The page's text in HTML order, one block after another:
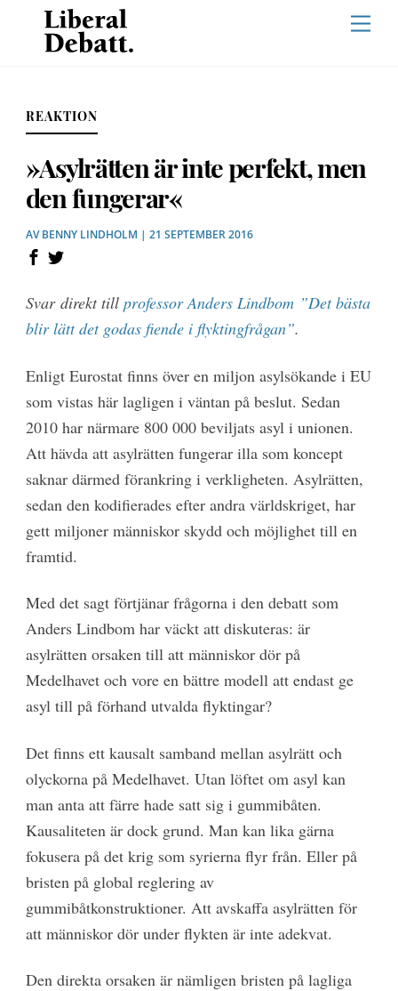
content
REAKTION
»Asylrätten är inte perfekt, men
den fungerar«
AVBENNY LINDHOLM | 21 SEPTEMBER 2016
Svar direkt till professor Anders Lindbom ”Det bästa
blir lätt det godas fiende i flyktingfrågan”.
Enligt Eurostat finns över en miljon asylsökande i EU
som vistas här lagligen i väntan på beslut. Sedan
2010 har närmare 800 000 beviljats asyl i unionen.
Att hävda att asylrätten fungerar illa som koncept
saknar därmed förankring i verkligheten. Asylrätten,
sedan den kodifierades efter andra världskriget, har
gett miljoner människor skydd och möjlighet till en
framtid.
Med det sagt förtjänar frågorna i den debatt som
Anders Lindbom har väckt att diskuteras: är
asylrätten orsaken till att människor dör på
Medelhavet och vore en bättre modell att endast ge
asyl till på förhand utvalda flyktingar?
Det finns ett kausalt samband mellan asylrätt och
olyckorna på Medelhavet. Utan löftet om asyl kan
man anta att färre hade satt sig i gummibåten.
Kausaliteten är dock grund. Man kan lika gärna
fokusera på det krig som syrierna flyr från. Eller på
bristen på global reglering av
gummibåtkonstruktioner. Att avskaffa asylrätten för
att människor dör under flykten är inte adekvat.
Den direkta orsaken är nämligen bristen på lagliga